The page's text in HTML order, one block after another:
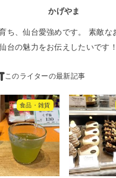
かげやま
ち、仙台愛強めです。 素敵な
台の魅力をお伝えしたいです！
食品・雑貨